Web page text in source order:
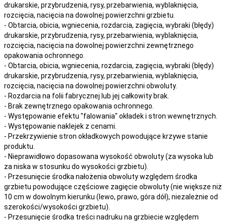
drukarskie, przybrudzenia, rysy, przebarwienia, wyblaknięcia,
rozcięcia, nacięcia na dowolnej powierzchni grzbietu.
- Obtarcia, obicia, wgniecenia, rozdarcia, zagięcia, wybraki (błędy)
drukarskie, przybrudzenia, rysy, przebarwienia, wyblaknięcia,
rozcięcia, nacięcia na dowolnej powierzchni zewnętrznego
opakowania ochronnego.
- Obtarcia, obicia, wgniecenia, rozdarcia, zagięcia, wybraki (błędy)
drukarskie, przybrudzenia, rysy, przebarwienia, wyblaknięcia,
rozcięcia, nacięcia na dowolnej powierzchni obwoluty.
- Rozdarcia na folii fabrycznej lub jej całkowity brak.
- Brak zewnętrznego opakowania ochronnego.
- Występowanie efektu "falowania" okładek i stron wewnętrznych.
- Występowanie naklejek z cenami.
- Przekrzywienie stron okładkowych powodujące krzywe stanie
produktu.
- Nieprawidłowo dopasowana wysokość obwoluty (za wysoka lub
za niska w stosunku do wysokości grzbietu).
- Przesunięcie środka nałożenia obwoluty względem środka
grzbietu powodujące częściowe zagięcie obwoluty (nie większe niż
10 cm w dowolnym kierunku (lewo, prawo, góra dół), niezależnie od
szerokości/wysokości grzbietu).
- Przesunięcie środka treści nadruku na grzbiecie względem